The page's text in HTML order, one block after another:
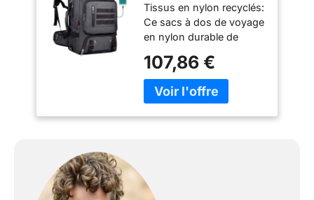
Convertible avec
USB
Tissus en nylon recyclés:
Ce sacs à dos de voyage
en nylon durable de
reliable en polyester. Le
tissu est conçu pour une
fiabilité durable et peut
principale en forme de U
107,86 €